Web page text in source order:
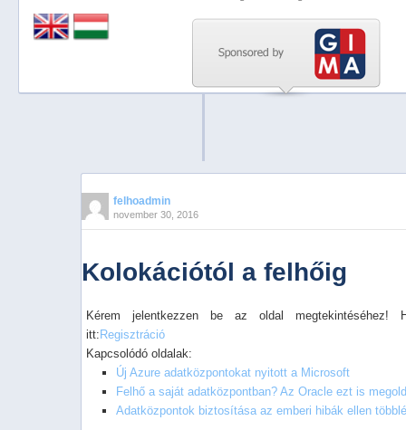
felhoadmin
november 30, 2016
Kolokációtól a felhőig
Kérem jelentkezzen be az oldal megtekintéséhez!
itt: Regisztráció
Kapcsolódó oldalak:
Új Azure adatközpontokat nyitott a Microsoft
Felhő a saját adatközpontban? Az Oracle ezt is
Adatközpontok biztosítása az emberi hibák ellen